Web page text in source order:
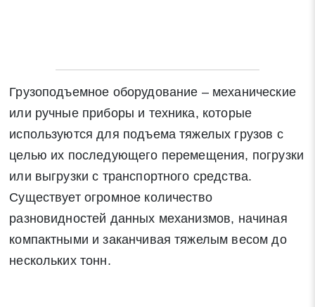
Грузоподъемное оборудование – механические
или ручные приборы и техника, которые
используются для подъема тяжелых грузов с
целью их последующего перемещения, погрузки
или выгрузки с транспортного средства.
Существует огромное количество
разновидностей данных механизмов, начиная
компактными и заканчивая тяжелым весом до
нескольких тонн.